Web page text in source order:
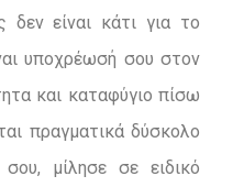
δεν είναι κάτι για το
υποχρέωσή σου στον
και καταφύγιο πίσω
πραγματικά δύσκολο
μίλησε σε ειδικό